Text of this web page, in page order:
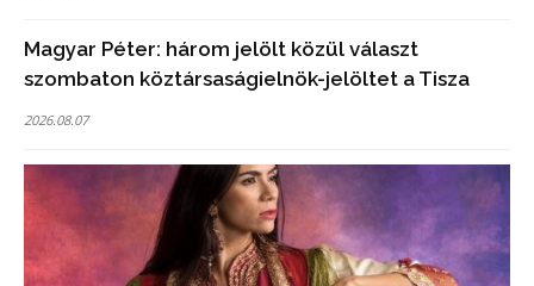
Magyar Péter: három jelölt közül választ
szombaton köztársaságielnök-jelöltet a Tisza
2026.08.07